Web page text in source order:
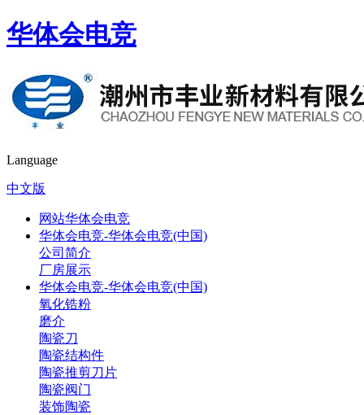
华体会电竞
Language
中文版
网站华体会电竞
华体会电竞-华体会电竞(中国)
公司简介
厂房展示
华体会电竞-华体会电竞(中国)
氧化锆粉
磨介
陶瓷刀
陶瓷结构件
陶瓷推剪刀片
陶瓷阀门
装饰陶瓷